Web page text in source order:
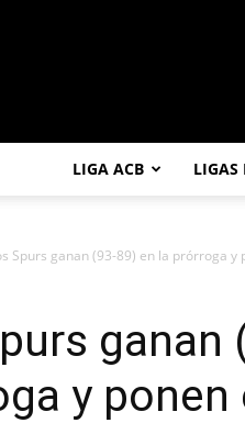
LIGA ACB LIGAS
Spurs ganan (93-89) en la prórroga y
ganan
y ponen